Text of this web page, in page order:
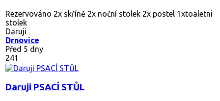
Rezervováno 2x skříně 2x noční stolek 2x postel 1xtoaletni
stolek
Daruji
Drnovice
Před 5 dny
241
Daruji PSACÍ STŮL